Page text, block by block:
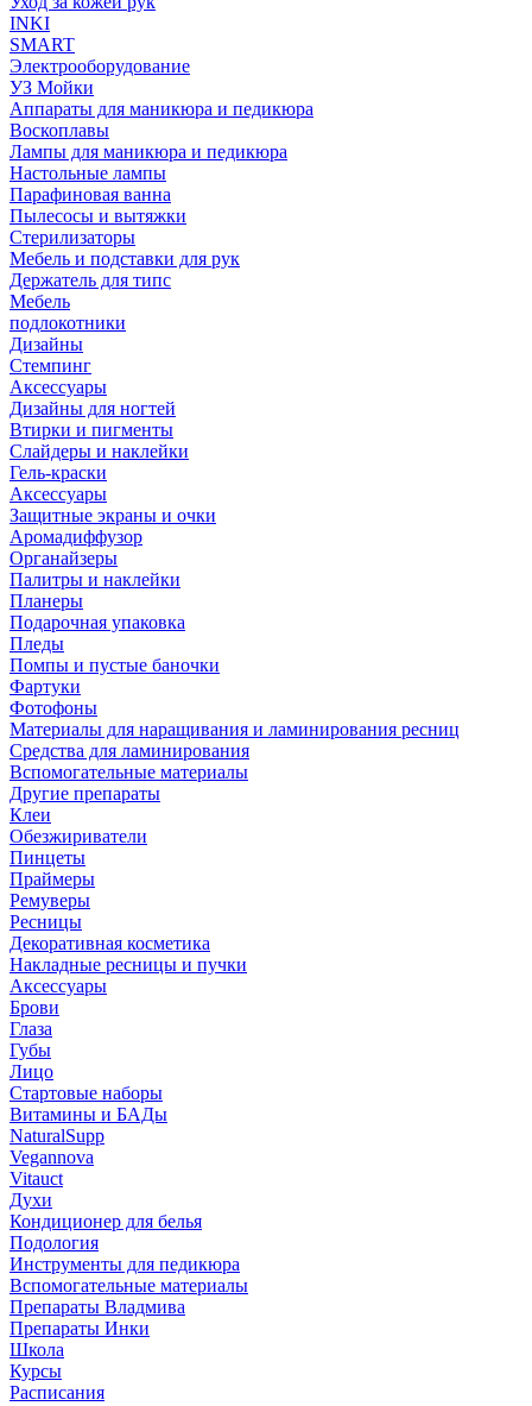
INKI
SMART
Электрооборудование
УЗ Мойки
Аппараты для маникюра и педикюра
Воскоплавы
Лампы для маникюра и педикюра
Настольные лампы
Парафиновая ванна
Пылесосы и вытяжки
Стерилизаторы
Мебель и подставки для рук
Держатель для типс
Мебель
подлокотники
Дизайны
Стемпинг
Аксессуары
Дизайны для ногтей
Втирки и пигменты
Слайдеры и наклейки
Гель-краски
Аксессуары
Защитные экраны и очки
Аромадиффузор
Органайзеры
Палитры и наклейки
Планеры
Подарочная упаковка
Пледы
Помпы и пустые баночки
Фартуки
Фотофоны
Материалы для наращивания и ламинирования ресниц
Средства для ламинирования
Вспомогательные материалы
Другие препараты
Клеи
Обезжириватели
Пинцеты
Праймеры
Ремуверы
Ресницы
Декоративная косметика
Накладные ресницы и пучки
Аксессуары
Брови
Глаза
Губы
Лицо
Стартовые наборы
Витамины и БАДы
NaturalSupp
Vegannova
Vitauct
Духи
Кондиционер для белья
Подология
Инструменты для педикюра
Вспомогательные материалы
Препараты Владмива
Препараты Инки
Школа
Курсы
Расписания